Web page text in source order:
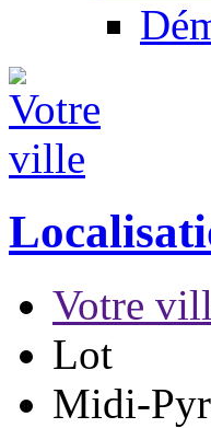
Votre
Lot
Midi-